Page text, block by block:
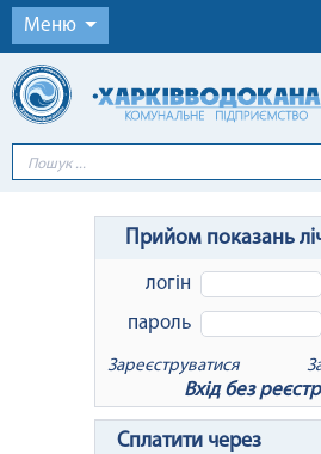
Меню
Прийом показань
логін
пароль
Зареєструватися
Вхід без
Відновлення пароля
Сплатити через